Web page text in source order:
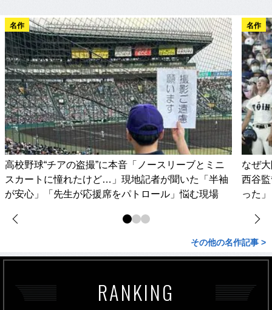
名作
高校野球“チアの盗撮”に本音「ノースリーブとミニ
スカートに憧れたけど…」現地記者が聞いた「半袖
が安心」「先生が応援席をパトロール」悩む現場
名作
なぜ
西谷
った
その他の名作記事 >
RANKING